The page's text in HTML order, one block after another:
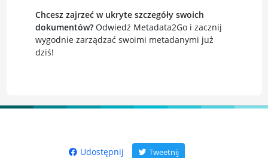
Chcesz zajrzeć w ukryte szczegóły swoich
dokumentów?Odwiedź Metadata2Go i zacznij
wygodnie zarządzać swoimi metadanymi już
dziś!
Udostępnij Tweetnij